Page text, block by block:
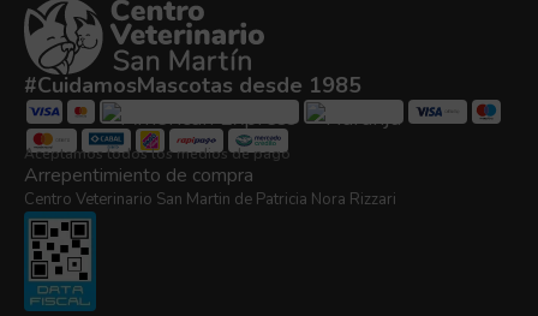
#CuidamosMascotas desde 1985
Aceptamos todos los medios de pago
Arrepentimiento de compra
Centro Veterinario San Martin de Patricia Nora Rizzari